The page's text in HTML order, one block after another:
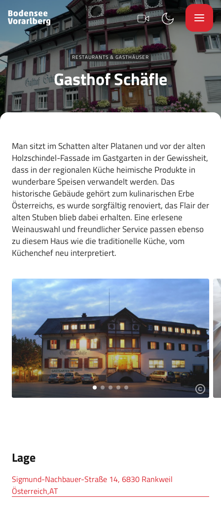
RESTAURANTS & GASTHÄUSER
Gasthof Schäfle
Man sitzt im Schatten alter Platanen und vor der alten
Holzschindel-Fassade im Gastgarten in der Gewissheit,
dass in der regionalen Küche heimische Produkte in
wunderbare Speisen verwandelt werden. Das
historische Gebäude gehört zum kulinarischen Erbe
Österreichs, es wurde sorgfältig renoviert, das Flair der
alten Stuben blieb dabei erhalten. Eine erlesene
Weinauswahl und freundlicher Service passen ebenso
zu diesem Haus wie die traditionelle Küche, vom
Küchenchef neu interpretiert.
Lage
Sigmund-Nachbauer-Straße 14, 6830 Rankweil
Österreich,AT